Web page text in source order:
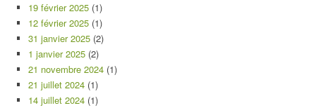
19 février 2025 (1)
12 février 2025 (1)
31 janvier 2025 (2)
1 janvier 2025 (2)
21 novembre 2024 (1)
21 juillet 2024 (1)
14 juillet 2024 (1)